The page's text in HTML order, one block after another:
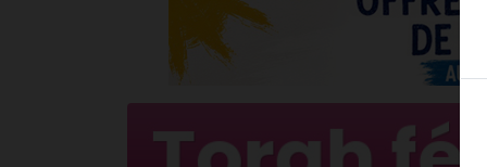
3
2
8
Nouvelle
61